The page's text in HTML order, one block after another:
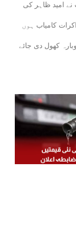
نے امید ظاہر کی
کامیاب ہوں
کھول دی جائے